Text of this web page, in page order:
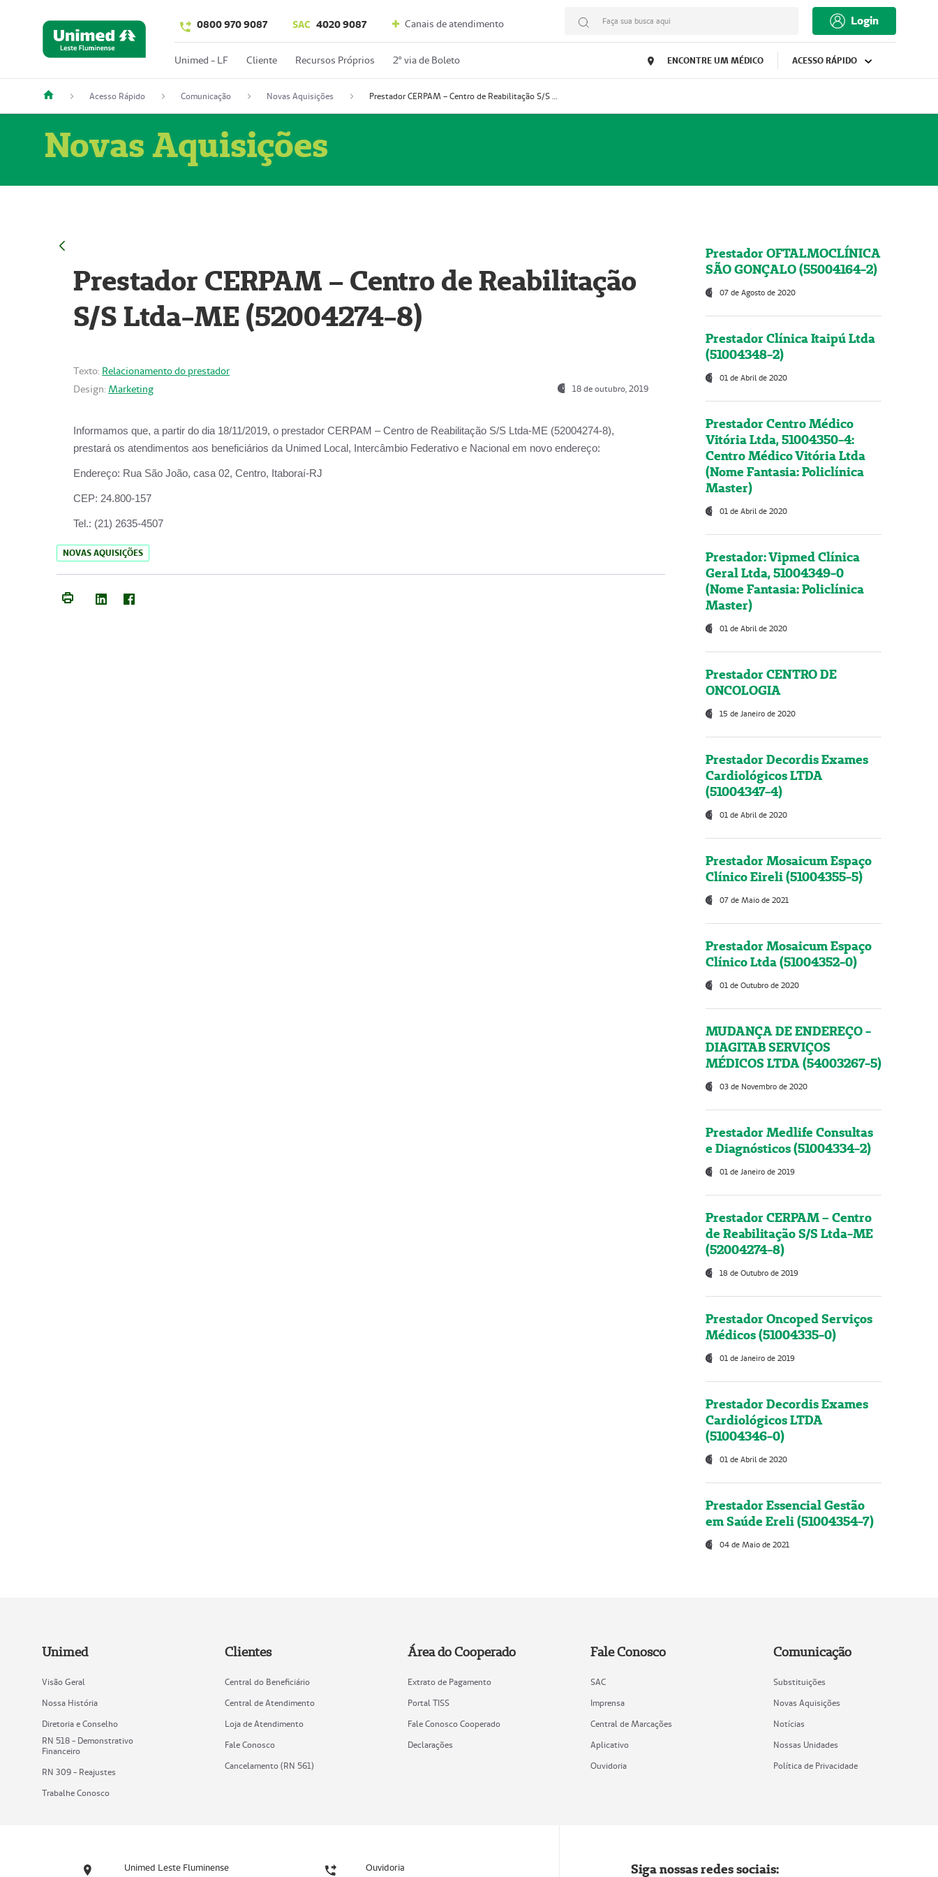
0800 970 9087 SAC 4020 9087 Canais de atendimento Faça sua busca aqui Login
Unimed - LF Cliente Recursos Próprios 2º via de Boleto ENCONTRE UM MÉDICO ACESSO RÁPIDO
Acesso Rápido Comunicação Novas Aquisições Prestador CERPAM – Centro de Reabilitação S/S Ltda-ME (52004274-8)
Novas Aquisições
Prestador CERPAM – Centro de Reabilitação
S/S Ltda-ME (52004274-8)
Texto: Relacionamento do prestador
Design: Marketing 18 de outubro, 2019
Informamos que, a partir do dia 18/11/2019, o prestador CERPAM – Centro de Reabilitação S/S Ltda-ME (52004274-8),
prestará os atendimentos aos beneficiários da Unimed Local, Intercâmbio Federativo e Nacional em novo endereço:
Endereço: Rua São João, casa 02, Centro, Itaboraí-RJ
CEP: 24.800-157
Tel.: (21) 2635-4507
NOVAS AQUISIÇÕES
Prestador OFTALMOCLÍNICA
SÃO GONÇALO (55004164-2)
07 de Agosto de 2020
Prestador Clínica Itaipú Ltda
(51004348-2)
01 de Abril de 2020
Prestador Centro Médico
Vitória Ltda, 51004350-4:
Centro Médico Vitória Ltda
(Nome Fantasia: Policlínica
Master)
01 de Abril de 2020
Prestador: Vipmed Clínica
Geral Ltda, 51004349-0
(Nome Fantasia: Policlínica
Master)
01 de Abril de 2020
Prestador CENTRO DE
ONCOLOGIA
15 de Janeiro de 2020
Prestador Decordis Exames
Cardiológicos LTDA
(51004347-4)
01 de Abril de 2020
Prestador Mosaicum Espaço
Clínico Eireli (51004355-5)
07 de Maio de 2021
Prestador Mosaicum Espaço
Clínico Ltda (51004352-0)
01 de Outubro de 2020
MUDANÇA DE ENDEREÇO -
DIAGITAB SERVIÇOS
MÉDICOS LTDA (54003267-5)
03 de Novembro de 2020
Prestador Medlife Consultas
e Diagnósticos (51004334-2)
01 de Janeiro de 2019
Prestador CERPAM – Centro
de Reabilitação S/S Ltda-ME
(52004274-8)
18 de Outubro de 2019
Prestador Oncoped Serviços
Médicos (51004335-0)
01 de Janeiro de 2019
Prestador Decordis Exames
Cardiológicos LTDA
(51004346-0)
01 de Abril de 2020
Prestador Essencial Gestão
em Saúde Ereli (51004354-7)
04 de Maio de 2021
Unimed
Visão Geral
Nossa História
Diretoria e Conselho
RN 518 - Demonstrativo
Financeiro
RN 309 - Reajustes
Trabalhe Conosco
Clientes
Central do Beneficiário
Central de Atendimento
Loja de Atendimento
Fale Conosco
Cancelamento (RN 561)
Área do Cooperado
Extrato de Pagamento
Portal TISS
Fale Conosco Cooperado
Declarações
Fale Conosco
SAC
Imprensa
Central de Marcações
Aplicativo
Ouvidoria
Comunicação
Substituições
Novas Aquisições
Notícias
Nossas Unidades
Política de Privacidade
Unimed Leste Fluminense Ouvidoria Siga nossas redes sociais: